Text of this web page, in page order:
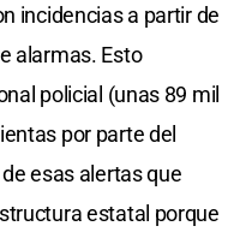
incidencias a partir de
alarmas. Esto
policial (unas 89 mil
por parte del
de esas alertas que
estatal porque